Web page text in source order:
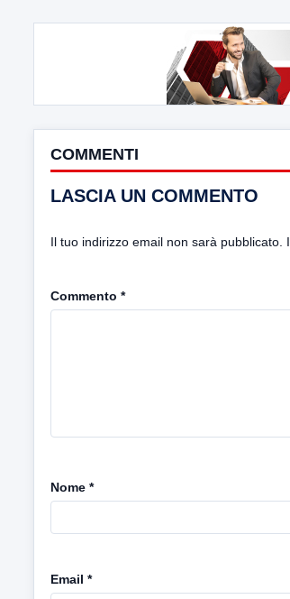
COMMENTI
LASCIA UN COMMENTO
Il tuo indirizzo email non sarà pubblicato.
Commento *
Nome *
Email *